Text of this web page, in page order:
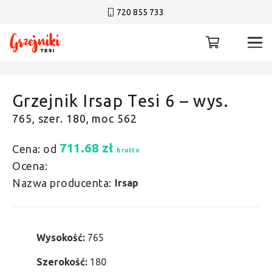
720 855 733
Grzejnik Irsap Tesi 6 – wys.
765, szer. 180, moc 562
Cena: od 711.68 zł brutto
Ocena:
Nazwa producenta: Irsap
Wysokość: 765
Szerokość: 180